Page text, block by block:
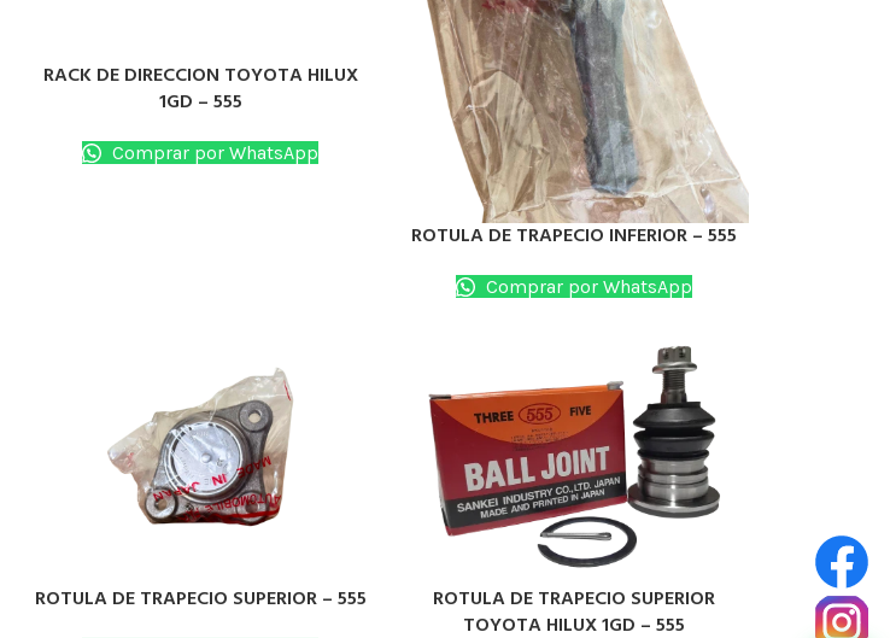
LEER MÁS
RACK DE DIRECCION TOYOTA HILUX
1GD – 555
Comprar por WhatsApp
LEER MÁS
ROTULA DE TRAPECIO INFERIOR – 555
Comprar por WhatsApp
LEER MÁS
ROTULA DE TRAPECIO SUPERIOR – 555 LEER MÁS
ROTULA DE TRAPECIO SUPERIOR
TOYOTA HILUX 1GD – 555